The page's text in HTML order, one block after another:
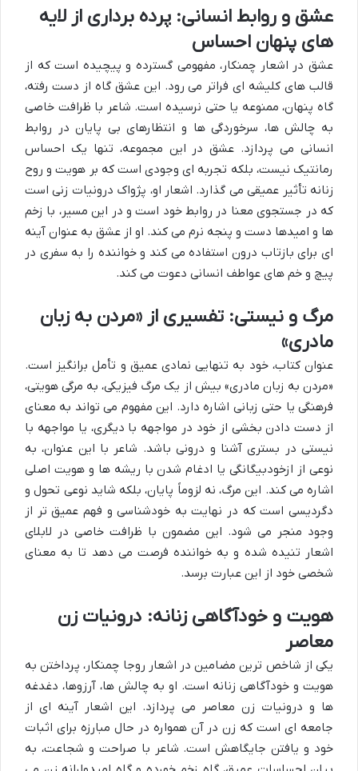
عشق و روابط انسانی: پرده برداری از لایه
های پنهان احساس
عشق در اشعار چمنکار، مفهومی گسترده و پیچیده است که از
قالب های کلیشه ای فراتر می رود. این عشق گاه از دست رفته،
گاه پنهان، ممنوعه یا حتی نرسیده است. شاعر با ظرافت خاصی
به چالش ها، سرخوردگی ها و انتظارهای بی پایان در روابط
انسانی می پردازد. عشق در این مجموعه، تنها یک احساس
رمانتیک نیست، بلکه تجربه ای وجودی است که بر هویت و روح
زنانه تأثیر عمیقی می گذارد. اشعار او، پژواک درونیات زنی است
که در جستجوی معنا در روابط خود است و در این مسیر، با زخم
ها و امیدها دست و پنجه نرم می کند. او از عشق به عنوان آینه
ای برای بازتاب درون استفاده می کند و خواننده را به سفری در
پیچ و خم های عواطف انسانی دعوت می کند.
مرگ و نیستی: تفسیری از «مردن به زبان
مادری»
عنوان کتاب، خود به تنهایی نمادی عمیق و تأمل برانگیز است.
«مردن به زبان مادری» بیش از یک مرگ فیزیکی، به مرگی هویتی،
فرهنگی یا حتی زبانی اشاره دارد. این مفهوم می تواند به معنای
از دست دادن بخشی از خود در مواجهه با دیگری، یا مواجهه با
نیستی در بستری آشنا و درونی باشد. شاعر با این عنوان، به
نوعی از ازخودبیگانگی یا ادغام شدن با ریشه ها و هویت اصلی
اشاره می کند. این مرگ، نه لزوماً پایان، بلکه شاید نوعی تحول و
دگردیسی است که در نهایت به خودشناسی و فهم عمیق تر از
وجود منجر می شود. این مضمون با ظرافت خاصی در لابلای
اشعار تنیده شده و به خواننده فرصت می دهد تا به معنای
شخصی خود از این عبارت برسد.
هویت و خودآگاهی زنانه: درونیات زن
معاصر
یکی از شاخص ترین مضامین در اشعار روجا چمنکار، پرداختن به
هویت و خودآگاهی زنانه است. او به چالش ها، آرزوها، دغدغه
ها و درونیات زن معاصر می پردازد. این اشعار آینه ای از
جامعه ای است که زن در آن همواره در حال مبارزه برای اثبات
خود و یافتن جایگاهش است. شاعر با صراحت و شجاعت، به